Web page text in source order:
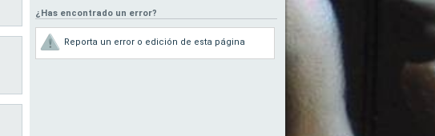
¿Has encontrado un error?
Reporta un error o edición de esta página